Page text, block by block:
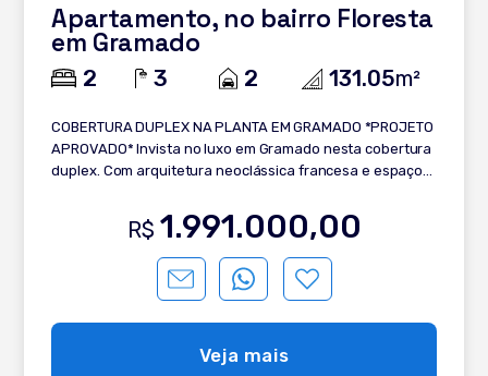
Apartamento, no bairro Floresta
em Gramado
2 3 2 131.05m²
COBERTURA DUPLEX NA PLANTA EM GRAMADO *PROJETO
APROVADO* Invista no luxo em Gramado nesta cobertura
duplex. Com arquitetura neoclássica francesa e espaços
integrado; - Cozinha com churrasqueira; - Espera para
lareira a gás e splits; - 2 vagas de garagem. Entre em
contato para maiores informações!
R$ 1.991.000,00
Veja mais